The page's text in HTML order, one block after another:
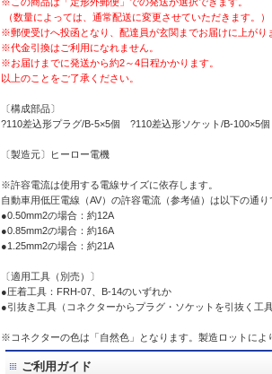
（数量によっては、通常配送に変更させていただきます。）
※郵便受けへ投函となり、配達員が玄関までお届けに上がり
※代金引換はご利用になれません。
※お届けまでに発送から約2～4日程かかります。
以上のことをご了承ください。
〔構成部品〕
?110差込形プラグ/B-5×5個 ?110差込形ソケット/B-100×5
〔製造元〕ヒーロー電機
※許容電流は使用する電線サイズに依存します。
自動車用低圧電線（AV）の許容電流（参考値）は以下の通り
●0.50mm2の場合：約12A
●0.85mm2の場合：約16A
●1.25mm2の場合：約21A
〔適用工具（別売）〕
●圧着工具：FRH-07、B-14のいずれか
●引抜き工具（コネクターからプラグ・ソケットを引抜く工
※コネクターの色は「自然色」となります。製造ロットによ
ご利用ガイド